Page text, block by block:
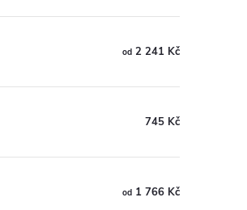
od 2 241 Kč
745 Kč
od 1 766 Kč